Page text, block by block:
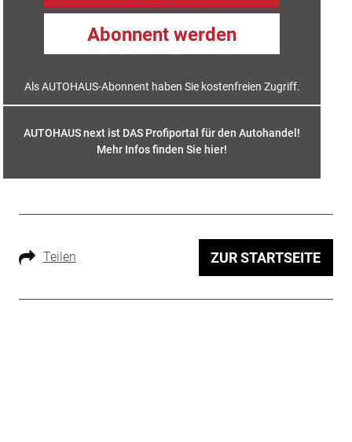
Abonnent werden
Als AUTOHAUS-Abonnent haben Sie kostenfreien Zugriff.
AUTOHAUS next ist DAS Profiportal für den Autohandel!
Mehr Infos finden Sie hier!
Teilen ZUR STARTSEITE